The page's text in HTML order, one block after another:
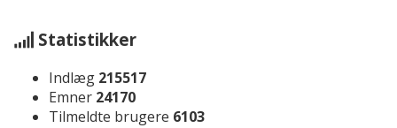
Statistikker
Indlæg 215517
Emner 24170
Tilmeldte brugere 6103